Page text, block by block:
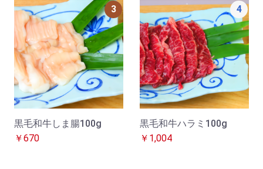
黒毛和牛しま腸100g
￥670
3
黒毛和牛ハラミ100g
￥1,004
4